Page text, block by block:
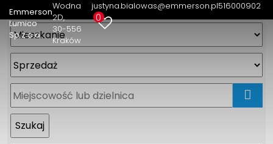
Emmerson
Lumico
Sp.z o.o.
Wodna
2D
30-556
Kraków
justyna.bialowas@emmerson.pl516000902
0